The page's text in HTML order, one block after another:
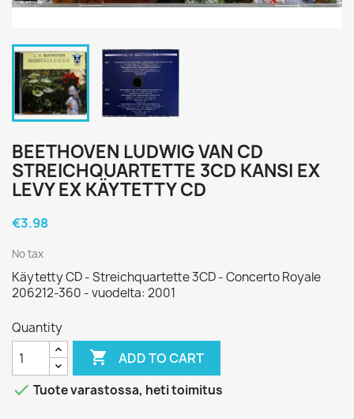
BEETHOVEN LUDWIG VAN CD
STREICHQUARTETTE 3CD KANSI EX
LEVY EX KÄYTETTY CD
€3.98
No tax
Käytetty CD - Streichquartette 3CD - Concerto Royale
206212-360 - vuodelta: 2001
Quantity
 ADD TO CART
 Tuote varastossa, heti toimitus